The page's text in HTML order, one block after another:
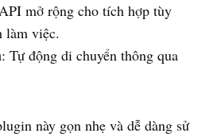
mở rộng cho tích hợp tùy
làm việc.
: Tự động di chuyển thông qua
này gọn nhẹ và dễ dàng sử